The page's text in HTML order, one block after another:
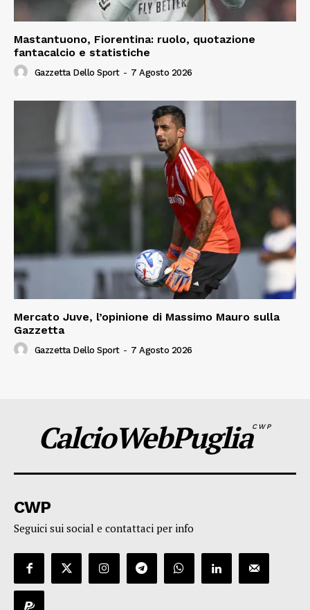
Mastantuono, Fiorentina: ruolo, quotazione
fantacalcio e statistiche
Gazzetta Dello Sport - 7 Agosto 2026
Mercato Juve, l’opinione di Massimo Mauro sulla
Gazzetta
Gazzetta Dello Sport - 7 Agosto 2026
CalcioWebPugliaCWP
CWP
Seguici sui social e contattaci per info